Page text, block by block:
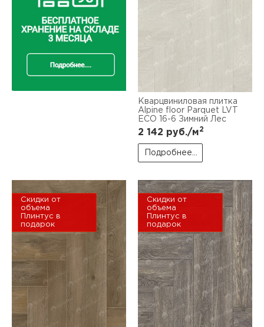
Кварцвиниловая плитка
Alpine floor Parquet LVT
ЕСО 16-6 Зимний Лес
2 142 руб./м2
Подробнее...
Скидки от
объема
Плинтус в
подарок
Скидки от
объема
Плинтус в
подарок